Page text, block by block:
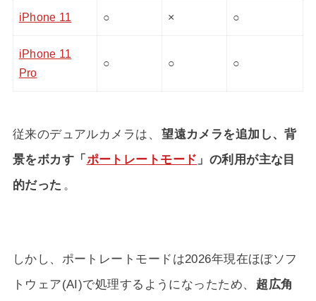
iPhone 11 ○ × ○
iPhone 11
Pro
○ ○ ○
従来のデュアルカメラは、 望遠カメラを追加し、背
景をボカす「 ポートレートモード 」の利用が主な目
的だった 。
しかし、ポートレートモードは2026年現在ほぼソフ
トウェア(AI)で処理するようになったため、
超広角